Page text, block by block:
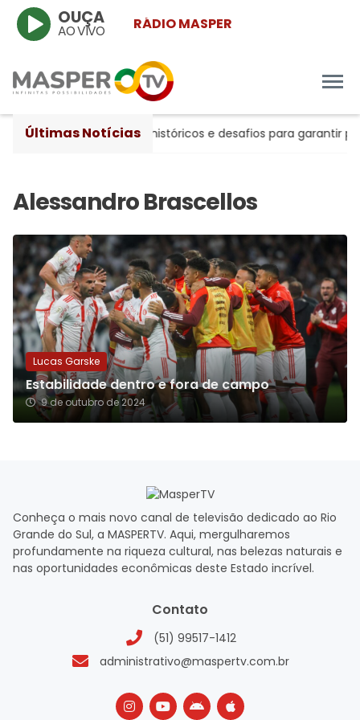
RÁDIO MASPER
OUÇA
AO VIVO
Últimas Notícias
anos entre avanços históricos e desafios para garantir
Lucas Garske
Estabilidade dentro e fora de campo
9 de outubro de 2024
Conheça o mais novo canal de televisão dedicado ao Rio
Grande do Sul, a MASPERTV. Aqui, mergulharemos
profundamente na riqueza cultural, nas belezas naturais e
nas oportunidades econômicas deste Estado incrível.
Contato
(51) 99517-1412
administrativo@maspertv.com.br